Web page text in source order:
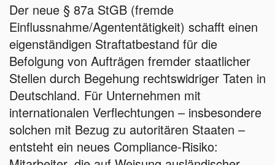
Der neue § 87a StGB (fremde
Einflussnahme/Agententätigkeit) schafft einen
eigenständigen Straftatbestand für die
Befolgung von Aufträgen fremder staatlicher
Stellen durch Begehung rechtswidriger Taten in
Deutschland. Für Unternehmen mit
internationalen Verflechtungen – insbesondere
solchen mit Bezug zu autoritären Staaten –
entsteht ein neues Compliance-Risiko: